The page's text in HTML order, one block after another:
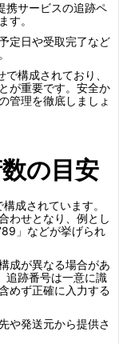
携サービスの追跡ペ
す。
定日や受取完了など
構成されており、
が重要です。安全か
管理を徹底しましょ
の目安
成されています。
わせとなり、例とし
」などが挙げられ
成が異なる場合があ
追跡番号は一意に識
めず正確に入力する
や発送元から提供さ